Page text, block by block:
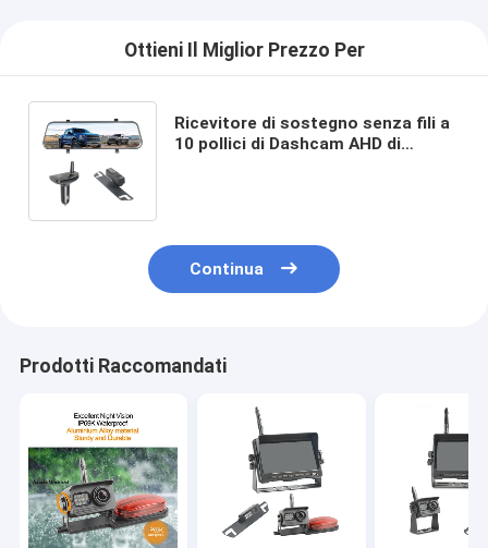
Ottieni Il Miglior Prezzo Per
Ricevitore di sostegno senza fili a
10 pollici di Dashcam AHD di
Continua
Prodotti Raccomandati